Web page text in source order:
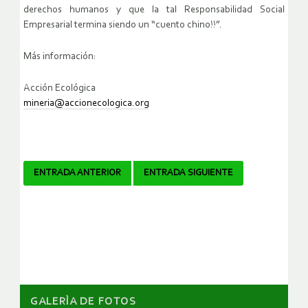
derechos humanos y que la tal Responsabilidad Social
Empresarial termina siendo un “cuento chino!!”.
Más información:
Acción Ecológica
mineria@accionecologica.org
Navegador
ENTRADA ANTERIOR ENTRADA SIGUIENTE
GALERÌA DE FOTOS